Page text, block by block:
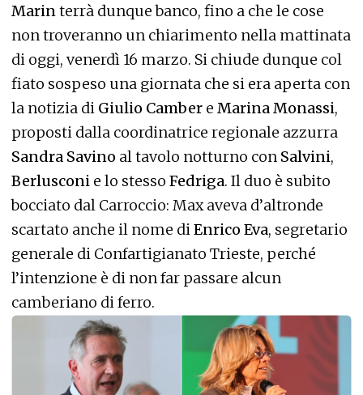
Marin terrà dunque banco, fino a che le cose
non troveranno un chiarimento nella mattinata
di oggi, venerdì 16 marzo. Si chiude dunque col
fiato sospeso una giornata che si era aperta con
la notizia di Giulio Camber e Marina Monassi,
proposti dalla coordinatrice regionale azzurra
Sandra Savino al tavolo notturno con Salvini,
Berlusconi e lo stesso Fedriga. Il duo è subito
bocciato dal Carroccio: Max aveva d’altronde
scartato anche il nome di Enrico Eva, segretario
generale di Confartigianato Trieste, perché
l’intenzione è di non far passare alcun
camberiano di ferro.